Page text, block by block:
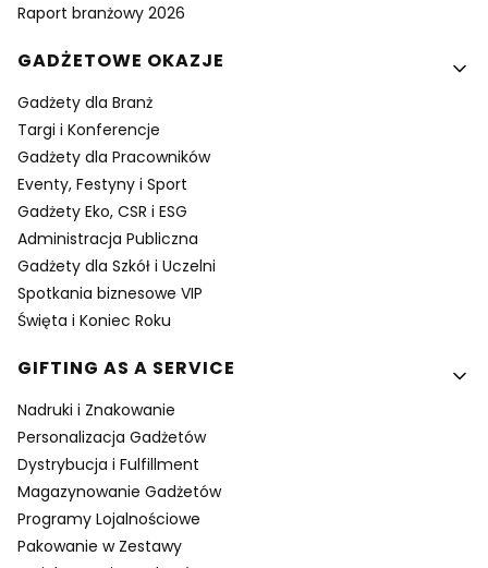
Raport branżowy 2026
GADŻETOWE OKAZJE
Gadżety dla Branż
Targi i Konferencje
Gadżety dla Pracowników
Eventy, Festyny i Sport
Gadżety Eko, CSR i ESG
Administracja Publiczna
Gadżety dla Szkół i Uczelni
Spotkania biznesowe VIP
Święta i Koniec Roku
GIFTING AS A SERVICE
Nadruki i Znakowanie
Personalizacja Gadżetów
Dystrybucja i Fulfillment
Magazynowanie Gadżetów
Programy Lojalnościowe
Pakowanie w Zestawy